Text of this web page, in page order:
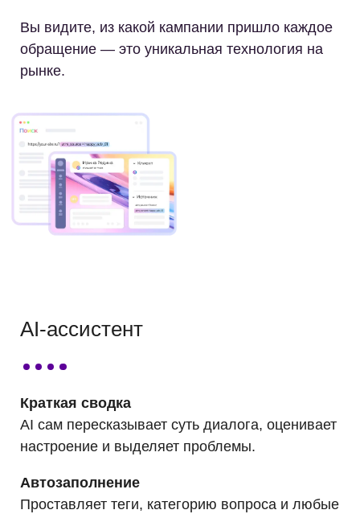
Вы видите, из какой кампании пришло каждое
обращение — это уникальная технология на
рынке.
AI-ассистент
Краткая сводка
AI сам пересказывает суть диалога, оценивает
настроение и выделяет проблемы.
Автозаполнение
Проставляет теги, категорию вопроса и любые